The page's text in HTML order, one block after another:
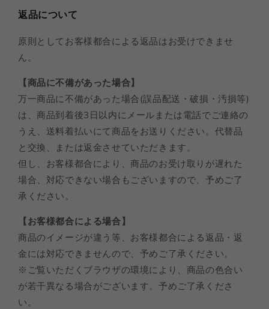
返品について
原則としてお客様都合による返品はお受けできませ
ん。
【商品に不備があった場合】
万一商品に不備があった場合(誤品配送・破損・汚損等)
は、商品到着後3日以内にメールまたは電話でご連絡の
うえ、送料着払いにて商品をお送りください。代替品
と交換、または返金させていただきます。
但し、お客様都合により、商品のお受け取りが遅れた
場合、対応できない場合もございますので、予めご了
承ください。
【お客様都合による場合】
商品のイメージが違う等、お客様都合による返品・返
金には対応できませんので、予めご了承ください。
※ご覧いただくブラウザの環境により、商品の色合い
が若干異なる場合がございます。予めご了承くださ
い。